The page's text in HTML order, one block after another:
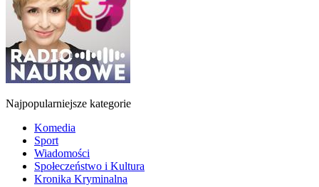
Najpopularniejsze kategorie
Komedia
Sport
Wiadomości
Społeczeństwo i Kultura
Kronika Kryminalna